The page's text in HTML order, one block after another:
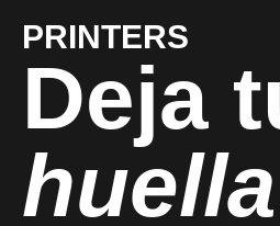
PRINTERS
Deja
huella